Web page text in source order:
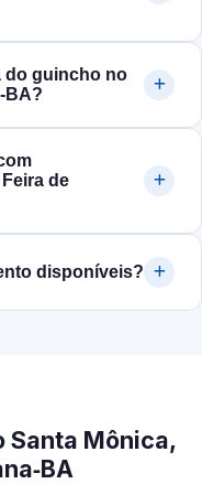
do guincho no
de
disponíveis?
Santa Mônica,